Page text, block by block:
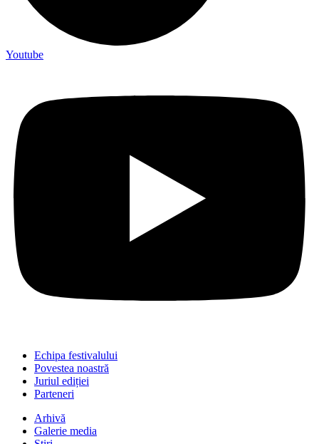
Youtube
Echipa festivalului
Povestea noastră
Juriul ediției
Parteneri
Arhivă
Galerie media